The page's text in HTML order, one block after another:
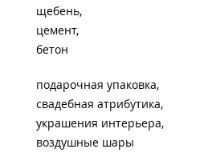
щебень
цемент
бетон
подарочная упаковка
свадебная атрибутика
украшения интерьера
воздушные шары